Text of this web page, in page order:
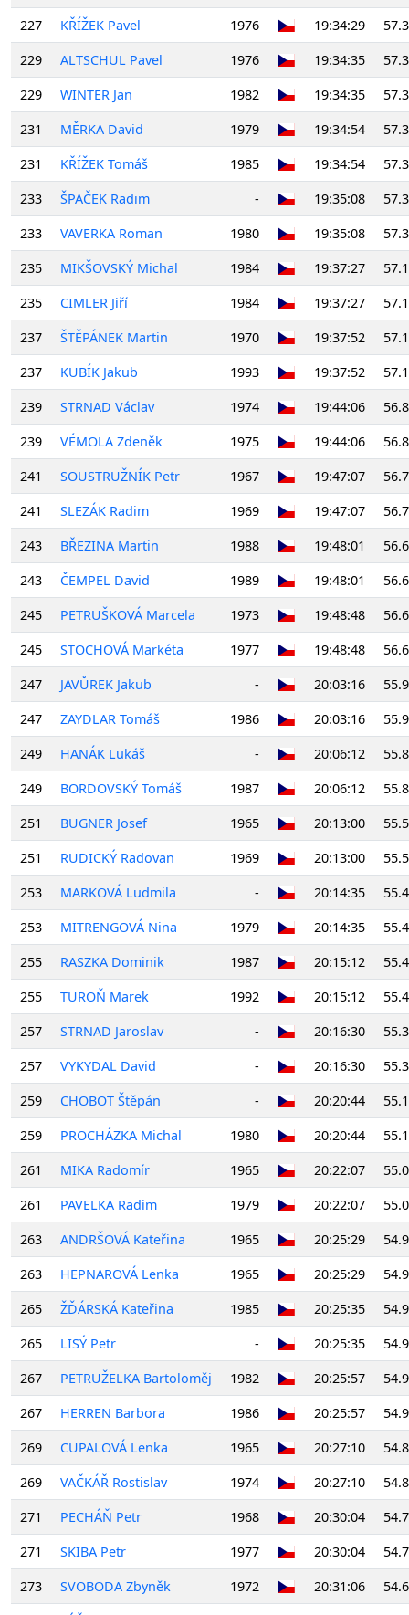
227
KŘÍŽEK Pavel 1976 19:34:29
229
ALTSCHUL Pavel 1976 19:34:35
229
WINTER Jan 1982 19:34:35
231
MĚRKA David 1979 19:34:54
231
KŘÍŽEK Tomáš 1985 19:34:54
233
ŠPAČEK Radim - 19:35:08
233
VAVERKA Roman 1980 19:35:08
235
MIKŠOVSKÝ Michal 1984 19:37:27
235
CIMLER Jiří 1984 19:37:27
237
ŠTĚPÁNEK Martin 1970 19:37:52
237
KUBÍK Jakub 1993 19:37:52
239
STRNAD Václav 1974 19:44:06
239
VÉMOLA Zdeněk 1975 19:44:06
241
SOUSTRUŽNÍK Petr 1967 19:47:07
241
SLEZÁK Radim 1969 19:47:07
243
BŘEZINA Martin 1988 19:48:01
243
ČEMPEL David 1989 19:48:01
245
PETRUŠKOVÁ Marcela 1973 19:48:48
245
STOCHOVÁ Markéta 1977 19:48:48
247
JAVŮREK Jakub - 20:03:16
247
ZAYDLAR Tomáš 1986 20:03:16
249
HANÁK Lukáš - 20:06:12
249
BORDOVSKÝ Tomáš 1987 20:06:12
251
BUGNER Josef 1965 20:13:00
251
RUDICKÝ Radovan 1969 20:13:00
253
MARKOVÁ Ludmila - 20:14:35
253
MITRENGOVÁ Nina 1979 20:14:35
255
RASZKA Dominik 1987 20:15:12
255
TUROŇ Marek 1992 20:15:12
257
STRNAD Jaroslav - 20:16:30
257
VYKYDAL David - 20:16:30
259
CHOBOT Štěpán - 20:20:44
259
PROCHÁZKA Michal 1980 20:20:44
261
MIKA Radomír 1965 20:22:07
261
PAVELKA Radim 1979 20:22:07
263
ANDRŠOVÁ Kateřina 1965 20:25:29
263
HEPNAROVÁ Lenka 1965 20:25:29
265
ŽĎÁRSKÁ Kateřina 1985 20:25:35
265
LISÝ Petr - 20:25:35
267
PETRUŽELKA Bartoloměj 1982 20:25:57
267
HERREN Barbora 1986 20:25:57
269
CUPALOVÁ Lenka 1965 20:27:10
269
VAČKÁŘ Rostislav 1974 20:27:10
271
PECHÁŇ Petr 1968 20:30:04
271
SKIBA Petr 1977 20:30:04
273
SVOBODA Zbyněk 1972 20:31:06